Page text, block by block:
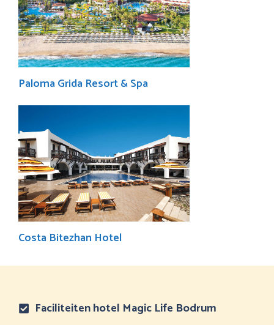
Paloma Grida Resort & Spa
Costa Bitezhan Hotel
Faciliteiten hotel Magic Life Bodrum